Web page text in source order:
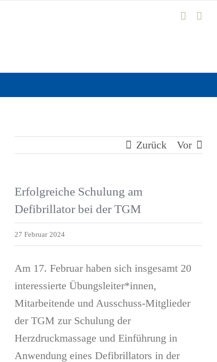
Zurück Vor
Erfolgreiche Schulung am
Defibrillator bei der TGM
27 Februar 2024
Am 17. Februar haben sich insgesamt 20
interessierte Übungsleiter*innen,
Mitarbeitende und Ausschuss-Mitglieder
der TGM zur Schulung der
Herzdruckmassage und Einführung in
Anwendung eines Defibrillators in der